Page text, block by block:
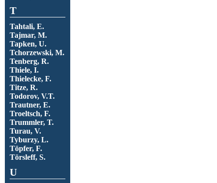
T
Tahtali, E.
Tajmar, M.
Tapken, U.
Tchorzewski, M.
Tenberg, R.
Thiele, I.
Thielecke, F.
Titze, R.
Todorov, V.T.
Trautner, E.
Troeltsch, F.
Trummler, T.
Turau, V.
Tyburzy, L.
Töpfer, F.
Törsleff, S.
U